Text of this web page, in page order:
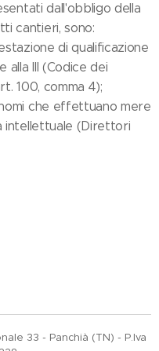
dall'obbligo della
cantieri, sono:
di qualificazione
alla III (Codice dei
100, comma 4);
che effettuano mere
intellettuale (Direttori
33 - Panchià (TN) - P.Iva